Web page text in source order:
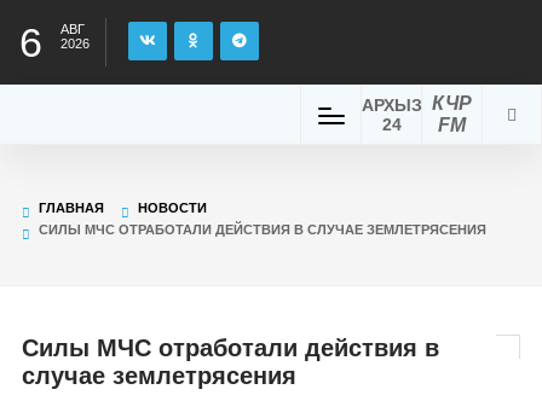
6
АВГ
2026
КЧР
FM
АРХЫЗ
24
ГЛАВНАЯ
НОВОСТИ
СИЛЫ МЧС ОТРАБОТАЛИ ДЕЙСТВИЯ В СЛУЧАЕ ЗЕМЛЕТРЯСЕНИЯ
Силы МЧС отработали действия в
случае землетрясения